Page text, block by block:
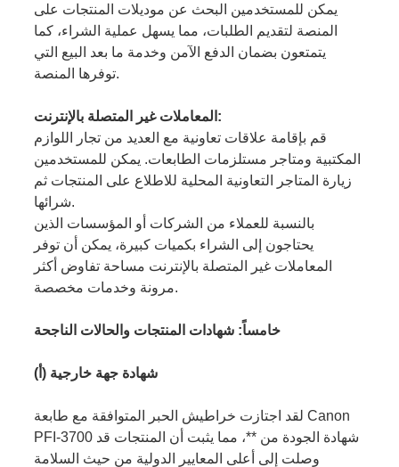
يمكن للمستخدمين البحث عن موديلات المنتجات على
المنصة لتقديم الطلبات، مما يسهل عملية الشراء، كما
يتمتعون بضمان الدفع الآمن وخدمة ما بعد البيع التي
توفرها المنصة.
المعاملات غير المتصلة بالإنترنت:
قم بإقامة علاقات تعاونية مع العديد من تجار اللوازم
المكتبية ومتاجر مستلزمات الطابعات. يمكن للمستخدمين
زيارة المتاجر التعاونية المحلية للاطلاع على المنتجات ثم
شرائها.
بالنسبة للعملاء من الشركات أو المؤسسات الذين
يحتاجون إلى الشراء بكميات كبيرة، يمكن أن توفر
المعاملات غير المتصلة بالإنترنت مساحة تفاوض أكثر
مرونة وخدمات مخصصة.
خامساً: شهادات المنتجات والحالات الناجحة
(أ) شهادة جهة خارجية
لقد اجتازت خراطيش الحبر المتوافقة مع طابعة Canon
PFI-3700 شهادة الجودة من **، مما يثبت أن المنتجات قد
وصلت إلى أعلى المعايير الدولية من حيث السلامة